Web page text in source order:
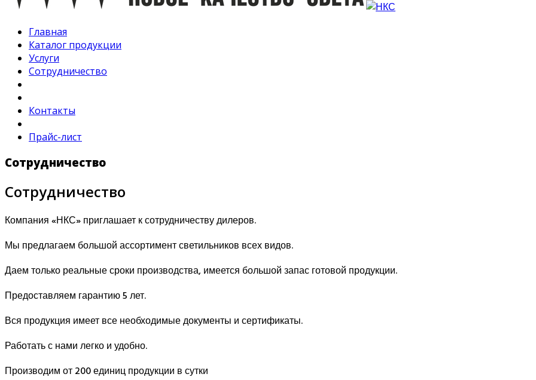
Главная
Каталог продукции
Услуги
Сотрудничество
Контакты
Прайс-лист
Сотрудничество
Сотрудничество
Компания «НКС» приглашает к сотрудничеству дилеров.
Мы предлагаем большой ассортимент светильников всех видов.
Даем только реальные сроки производства, имеется большой запас готовой продукции.
Предоставляем гарантию 5 лет.
Вся продукция имеет все необходимые документы и сертификаты.
Работать с нами легко и удобно.
Производим от 200 единиц продукции в сутки